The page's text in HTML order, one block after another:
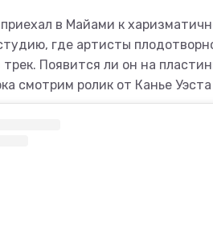
приехал в Майами к
где артисты
Появится ли он на
смотрим ролик от Канье